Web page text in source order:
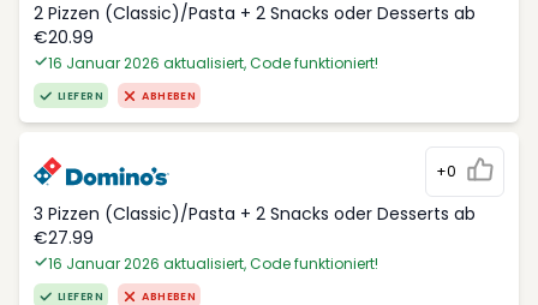
2 Pizzen (Classic)/Pasta + 2 Snacks oder Desserts ab
€20.99
16 Januar 2026 aktualisiert, Code funktioniert!
LIEFERN ABHEBEN
+0
3 Pizzen (Classic)/Pasta + 2 Snacks oder Desserts ab
€27.99
16 Januar 2026 aktualisiert, Code funktioniert!
LIEFERN ABHEBEN